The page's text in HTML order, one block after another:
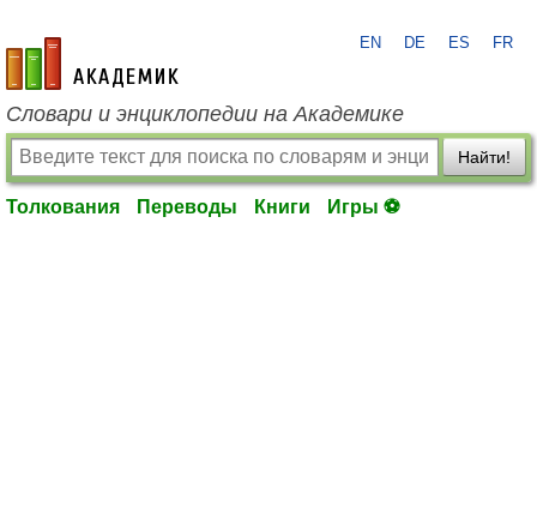
academic.ru
EN DE ES FR
Словари и энциклопедии на Академике
Найти!
Толкования Переводы Книги Игры ⚽